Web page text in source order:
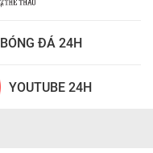
BÓNG ĐÁ 24H
YOUTUBE 24H